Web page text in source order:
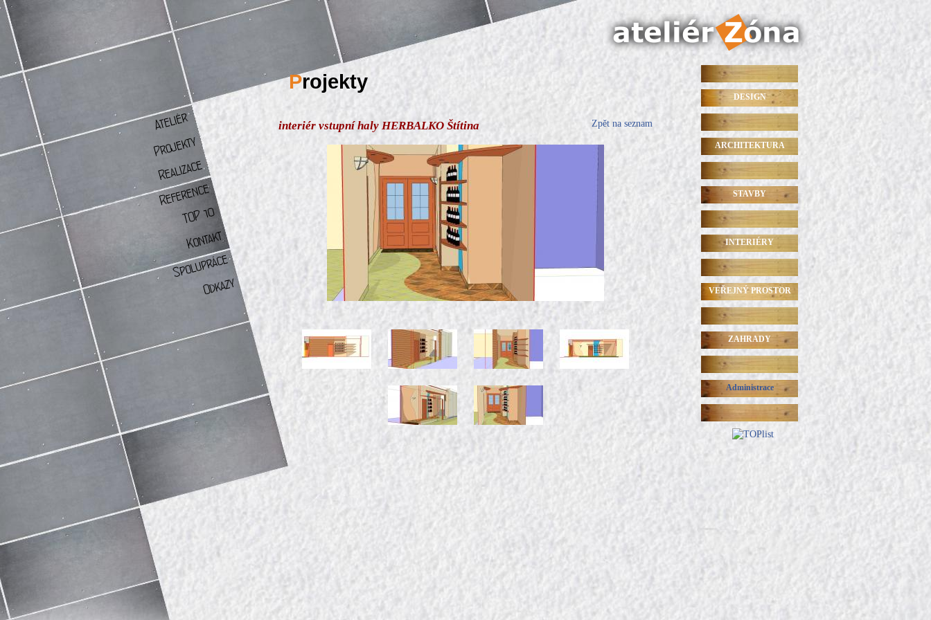
Projekty
Zpět na seznam
interiér vstupní haly HERBALKO Štítina
DESIGN
ARCHITEKTURA
STAVBY
INTERIÉRY
VEŘEJNÝ PROSTOR
ZAHRADY
Administrace